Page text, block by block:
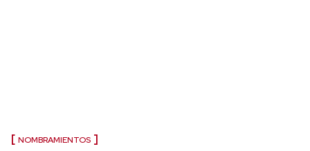
NOMBRAMIENTOS